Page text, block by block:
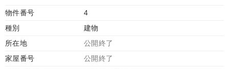
物件番号
4
種別
建物
所在地
公開終了
家屋番号
公開終了